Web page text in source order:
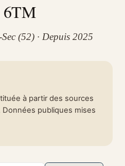
(52) · Depuis 2025
à partir des sources
publiques mises